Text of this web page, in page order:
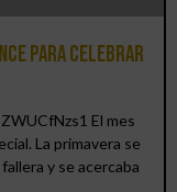
para celebrar
El mes
La primavera se
y se acercaba